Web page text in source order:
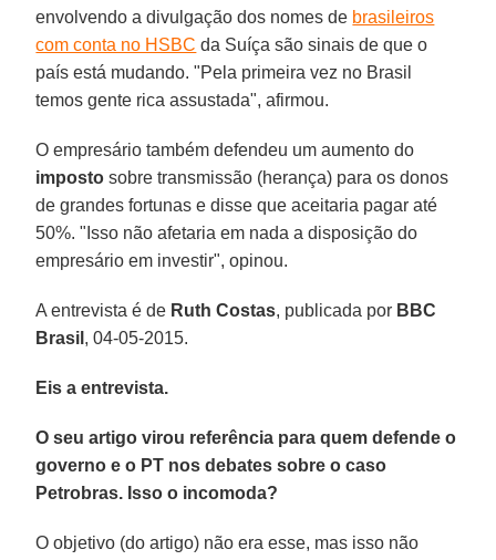
envolvendo a divulgação dos nomes de brasileiros
com conta no HSBC da Suíça são sinais de que o
país está mudando. "Pela primeira vez no Brasil
temos gente rica assustada", afirmou.
O empresário também defendeu um aumento do
imposto sobre transmissão (herança) para os donos
de grandes fortunas e disse que aceitaria pagar até
50%. "Isso não afetaria em nada a disposição do
empresário em investir", opinou.
A entrevista é de Ruth Costas, publicada por BBC
Brasil , 04-05-2015.
Eis a entrevista.
O seu artigo virou referência para quem defende o
governo e o PT nos debates sobre o caso
Petrobras. Isso o incomoda?
O objetivo (do artigo) não era esse, mas isso não